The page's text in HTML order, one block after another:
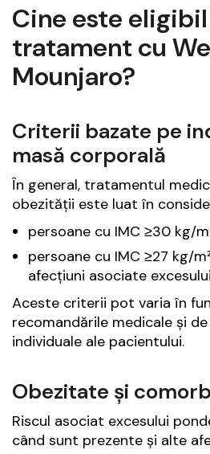
Cine este
tratament cu
Mounjaro?
Criterii bazate pe
masă corporală
În general, tratamentul
obezității este luat în
persoane cu IMC ≥30 kg/
persoane cu IMC ≥27 kg/
afecțiuni asociate
Aceste criterii pot varia în
recomandările medicale și
individuale ale pacientului.
Obezitate și
Riscul asociat excesului
când sunt prezente și alte